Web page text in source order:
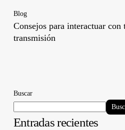
Blog
Consejos para interactuar
transmisión
Buscar
Entradas recientes